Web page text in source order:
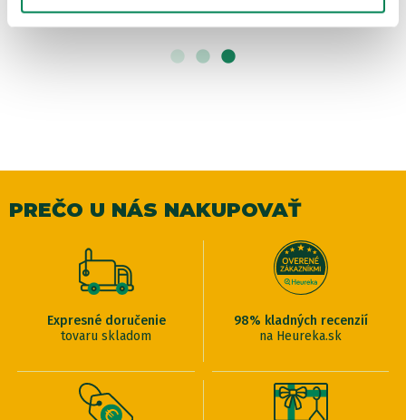
PREČO U NÁS NAKUPOVAŤ
Expresné doručenie
tovaru skladom
98% kladných recenzií
na Heureka.sk